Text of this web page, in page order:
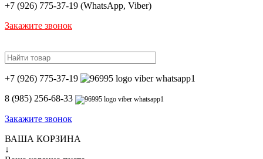
+7 (926) 775-37-19 (WhatsApp, Viber)
Закажите звонок
+7 (926) 775-37-19
8 (985) 256-68-33
Закажите звонок
ВАША КОРЗИНА
↓